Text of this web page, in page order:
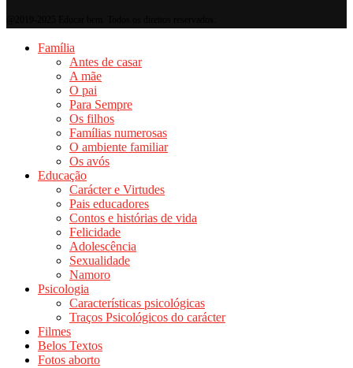
Família
Antes de casar
A mãe
O pai
Para Sempre
Os filhos
Famílias numerosas
O ambiente familiar
Os avós
Educação
Carácter e Virtudes
Pais educadores
Contos e histórias de vida
Felicidade
Adolescência
Sexualidade
Namoro
Psicologia
Características psicológicas
Traços Psicológicos do carácter
Filmes
Belos Textos
Fotos aborto